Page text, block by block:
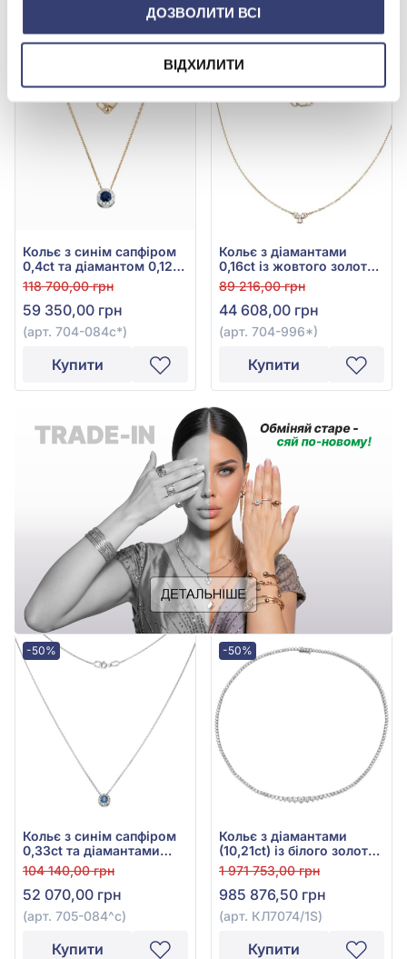
ДОЗВОЛИТИ ВСІ
ВІДХИЛИТИ
Купити
Кольє з синім сапфіром
0,4ct та діамантом 0,12ct
із жовтого золота 585°,
арт. 704-084с*
118 700,00 грн
59 350,00 грн
(арт. 704-084с*)
Купити
-50%
Кольє з діамантами
0,16ct із жовтого золота
585°, арт. 704-996*
89 216,00 грн
44 608,00 грн
(арт. 704-996*)
Купити
-50%
Кольє з синім сапфіром
0,33ct та діамантами
0,12ct із білого золота
585°, арт. 705-084^c
104 140,00 грн
52 070,00 грн
(арт. 705-084^c)
Купити
-50%
Кольє з діамантами
(10,21ct) із білого золота
585°, арт. КЛ7074/1S
1 971 753,00 грн
985 876,50 грн
(арт. КЛ7074/1S)
Купити